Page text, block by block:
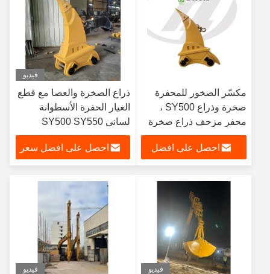
مكسّر الصخور للمحفرة
صخرة وذراع SY500 ،
محفر مزحف ذراع صخرة
مثبتة في المخزون للبيع
احصل على افضل
فيديو
ذراع الصخرة والعصا مع قطع
الغيار الحفرة الأسطوانة
لساني SY500 SY550
احصل على افضل سعر
فيديو فيديو